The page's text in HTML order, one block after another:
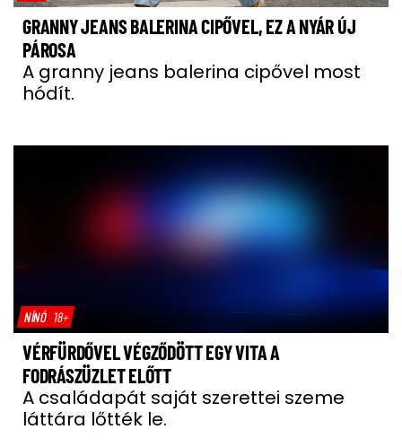
GRANNY JEANS BALERINA CIPŐVEL, EZ A NYÁR ÚJ
PÁROSA
A granny jeans balerina cipővel most
hódít.
NÍNÓ 18+
VÉRFÜRDŐVEL VÉGZŐDÖTT EGY VITA A
FODRÁSZÜZLET ELŐTT
A családapát saját szerettei szeme
láttára lőtték le.